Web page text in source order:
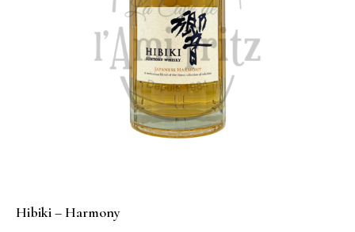
Hibiki – Harmony